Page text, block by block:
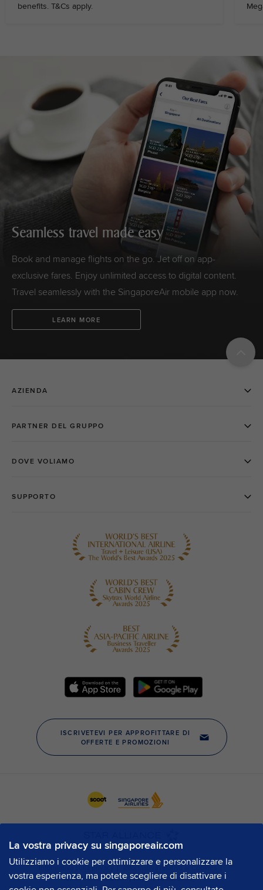
La vostra privacy su singaporeair.com
Utilizziamo i cookie per ottimizzare e personalizzare la
vostra esperienza, ma potete scegliere di disattivare i
benefits. T&Cs apply.
Seamless travel made easy
Book and manage flights on the go. Jet off on app-
exclusive fares. Enjoy unlimited access to digital content.
Travel seamlessly with the SingaporeAir mobile app now.
LEARN MORE